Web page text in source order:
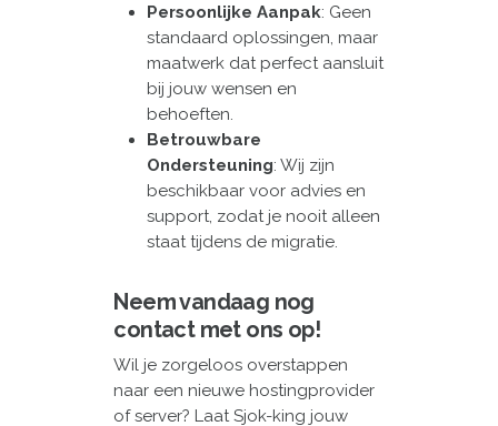
Persoonlijke Aanpak: Geen
standaard oplossingen, maar
maatwerk dat perfect aansluit
bij jouw wensen en
behoeften.
Betrouwbare
Ondersteuning: Wij zijn
beschikbaar voor advies en
support, zodat je nooit alleen
staat tijdens de migratie.
Neem vandaag nog
contact met ons op!
Wil je zorgeloos overstappen
naar een nieuwe hostingprovider
of server? Laat Sjok-king jouw